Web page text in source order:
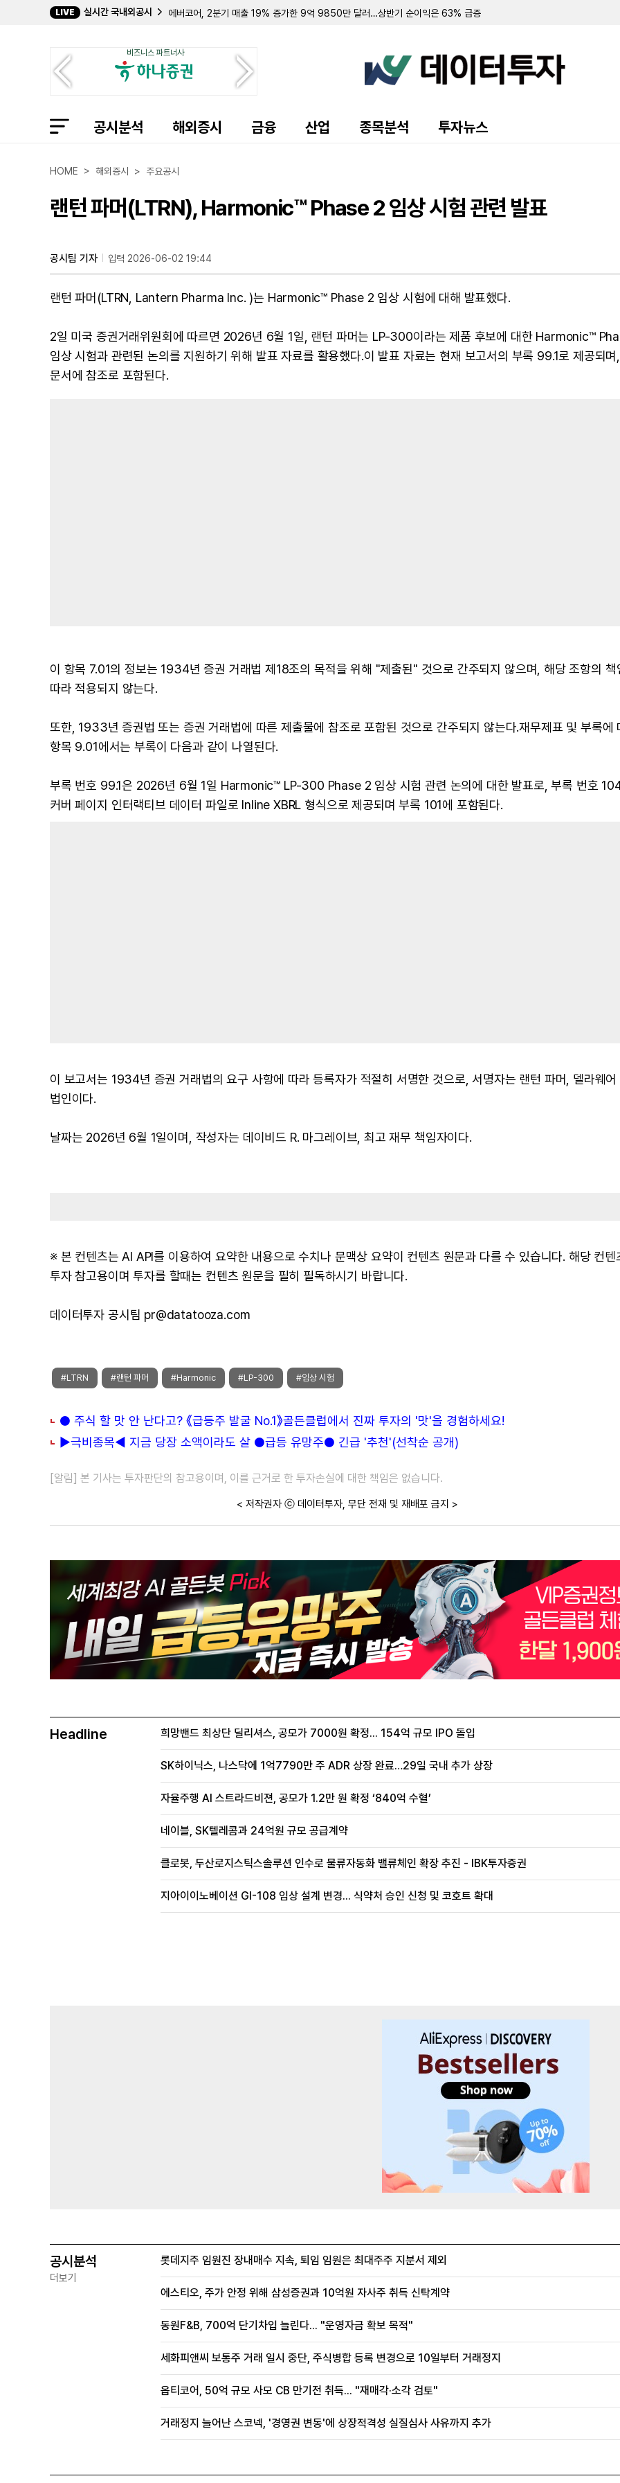
LIVE 실시간 국내외공시
에버코어, 2분기 매출 19% 증가한 9억 9850만 달러…상반기 순이익은 63% 급증
슈로딩거, 2분기 순이익 600만 달러로 흑자 전환…AI 공동 과학자 '분센' 출시
아쿠스 바이오사이언시스, 2분기 순손실 9100만 달러... 신장암 치료제 임상 협력 확대
네오스텔라 캐피털, 2분기 순자산 가치 주당 13.44달러 기록…외부 관리 구조 전환 완료
백사이트, 2분기 순손실 2억 8430만 달러…'VAX-31' 임상 3상 데이터 연내 발표 예정
켐퍼, 2분기 대규모 영업권 손상으로 4억 6480만 달러 순손실 적자 전환
디지 인터내셔널, 3분기 매출·ARR 사상 최대…연간 전망치 상향
비즈니스 파트너사
공시분석 해외증시 금융 산업 종목분석 투자뉴스
HOME > 해외증시 > 주요공시
랜턴 파머(LTRN), Harmonic™ Phase 2 임상 시험 관련 발표
공시팀 기자 입력 2026-06-02 19:44
랜턴 파머(LTRN, Lantern Pharma Inc. )는 Harmonic™ Phase 2 임상 시험에 대해 발표했다.
2일 미국 증권거래위원회에 따르면 2026년 6월 1일, 랜턴 파머는 LP-300이라는 제품 후보에 대한 Harmonic™
임상 시험과 관련된 논의를 지원하기 위해 발표 자료를 활용했다.이 발표 자료는 현재 보고서의 부록 99.1로 제공되며
문서에 참조로 포함된다.
이 항목 7.01의 정보는 1934년 증권 거래법 제18조의 목적을 위해 "제출된" 것으로 간주되지 않으며, 해당 조항의 책
따라 적용되지 않는다.
또한, 1933년 증권법 또는 증권 거래법에 따른 제출물에 참조로 포함된 것으로 간주되지 않는다.재무제표 및 부록에
항목 9.01에서는 부록이 다음과 같이 나열된다.
부록 번호 99.1은 2026년 6월 1일 Harmonic™ LP-300 Phase 2 임상 시험 관련 논의에 대한 발표로, 부록 번호
커버 페이지 인터랙티브 데이터 파일로 Inline XBRL 형식으로 제공되며 부록 101에 포함된다.
이 보고서는 1934년 증권 거래법의 요구 사항에 따라 등록자가 적절히 서명한 것으로, 서명자는 랜턴 파머, 델라웨어
법인이다.
날짜는 2026년 6월 1일이며, 작성자는 데이비드 R. 마그레이브, 최고 재무 책임자이다.
※ 본 컨텐츠는 AI API를 이용하여 요약한 내용으로 수치나 문맥상 요약이 컨텐츠 원문과 다를 수 있습니다. 해당 컨텐
투자 참고용이며 투자를 할때는 컨텐츠 원문을 필히 필독하시기 바랍니다.
데이터투자 공시팀 pr@datatooza.com
#LTRN #랜턴 파머 #Harmonic #LP-300 #임상 시험
● 주식 할 맛 안 난다고? 《급등주 발굴 No.1》골든클럽에서 진짜 투자의 '맛'을 경험하세요!
▶극비종목◀ 지금 당장 소액이라도 살 ●급등 유망주● 긴급 '추천'(선착순 공개)
[알림] 본 기사는 투자판단의 참고용이며, 이를 근거로 한 투자손실에 대한 책임은 없습니다.
< 저작권자 ⓒ 데이터투자, 무단 전재 및 재배포 금지 >
Headline 희망밴드 최상단 딜리셔스, 공모가 7000원 확정... 154억 규모 IPO 돌입
SK하이닉스, 나스닥에 1억7790만 주 ADR 상장 완료…29일 국내 추가 상장
자율주행 AI 스트라드비젼, 공모가 1.2만 원 확정 ‘840억 수혈’
네이블, SK텔레콤과 24억원 규모 공급계약
클로봇, 두산로지스틱스솔루션 인수로 물류자동화 밸류체인 확장 추진 - IBK투자증권
지아이이노베이션 GI-108 임상 설계 변경... 식약처 승인 신청 및 코호트 확대
공시분석
더보기
롯데지주 임원진 장내매수 지속, 퇴임 임원은 최대주주 지분서 제외
에스티오, 주가 안정 위해 삼성증권과 10억원 자사주 취득 신탁계약
동원F&B, 700억 단기차입 늘린다... "운영자금 확보 목적"
세화피앤씨 보통주 거래 일시 중단, 주식병합 등록 변경으로 10일부터 거래정지
옵티코어, 50억 규모 사모 CB 만기전 취득... "재매각·소각 검토"
거래정지 늘어난 스코넥, '경영권 변동'에 상장적격성 실질심사 사유까지 추가